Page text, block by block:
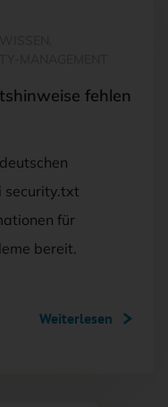
fehlen
security.txt
für
bereit.
Weiterlesen